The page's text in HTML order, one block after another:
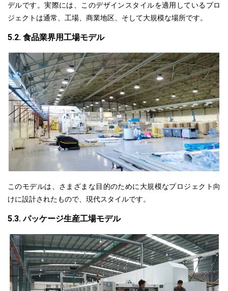
デルです。実際には、このデザインスタイルを適用しているプロ
ジェクトは通常、工場、商業地区、そして大規模な場所です。
5.2. 食品業界用工場モデル
このモデルは、さまざまな目的のために大規模なプロジェクト向
けに設計されたもので、現代スタイルです。
5.3. パッケージ生産工場モデル